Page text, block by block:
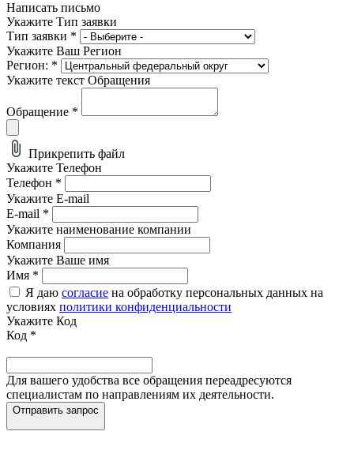
Написать письмо
Укажите Тип заявки
Тип заявки *
Укажите Ваш Регион
Регион: *
Укажите текст Обращения
Обращение *
Прикрепить файл
Укажите Телефон
Телефон *
Укажите E-mail
E-mail *
Укажите наименование компании
Компания
Укажите Ваше имя
Имя *
Я даю согласие на обработку персональных данных на
условиях политики конфиденциальности
Укажите Код
Код *
Для вашего удобства все обращения переадресуются
специалистам по направлениям их деятельности.
Отправить запрос